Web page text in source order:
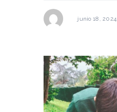
junio 18, 2024